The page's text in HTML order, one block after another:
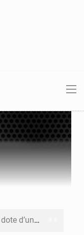
Le Congo se dote d’un programme national pour valoriser les produits forestiers non ligneux